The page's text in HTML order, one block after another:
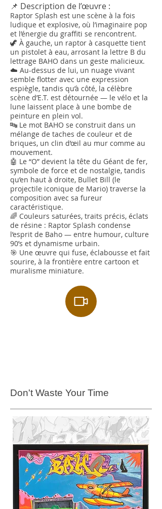
📌 Description de l’œuvre :
Raptor Splash est une scène à la fois
ludique et explosive, où l’imaginaire pop
et l’énergie du graffiti se rencontrent.
🦖 À gauche, un raptor à casquette tient
un pistolet à eau, arrosant la lettre B du
lettrage BAHO dans un geste malicieux.
☁️ Au-dessus de lui, un nuage vivant
semble flotter avec une expression
espiègle, tandis qu’à côté, la célèbre
scène d’E.T. est détournée — le vélo et la
lune laissent place à une bombe de
peinture en plein vol.
🔤 Le mot BAHO se construit dans un
mélange de taches de couleur et de
briques, un clin d’œil au mur comme au
mouvement.
🤖 Le “O” devient la tête du Géant de fer,
symbole de force et de nostalgie, tandis
qu’en haut à droite, Bullet Bill (le
projectile iconique de Mario) traverse la
composition avec sa fureur
caractéristique.
🌈 Couleurs saturées, traits précis, éclats
de résine : Raptor Splash condense
l’esprit de Baho — entre humour, culture
90’s et dynamisme urbain.
🎯 Une œuvre qui fuse, éclabousse et fait
sourire, à la frontière entre cartoon et
muralisme miniature.
Don't Waste Your Time